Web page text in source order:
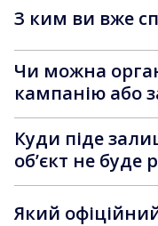
З ким ви вже
Чи можна
кампанію або
Куди піде
обʼєкт не буде
Який